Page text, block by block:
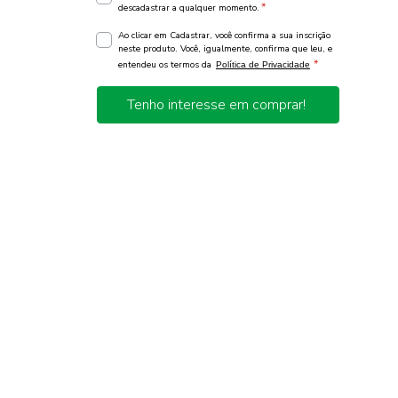
descadastrar a qualquer momento. *
Ao clicar em Cadastrar, você confirma a sua inscrição
neste produto. Você, igualmente, confirma que leu, e
entendeu os termos da Política de Privacidade *
Tenho interesse em comprar!